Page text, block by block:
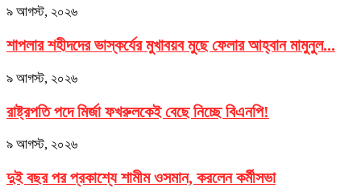
৯ আগস্ট, ২০২৬
শাপলার শহীদদের ভাস্কর্যের মুখাবয়ব মুছে ফেলার আহ্বান মামুনুল...
৯ আগস্ট, ২০২৬
রাষ্ট্রপতি পদে মির্জা ফখরুলকেই বেছে নিচ্ছে বিএনপি!
৯ আগস্ট, ২০২৬
দুই বছর পর প্রকাশ্যে শামীম ওসমান, করলেন কর্মীসভা